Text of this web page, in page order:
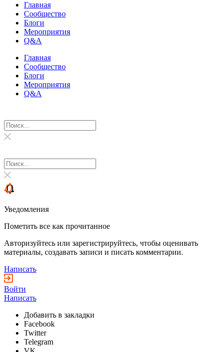
Главная
Сообщество
Блоги
Мероприятия
Q&A
Главная
Сообщество
Блоги
Мероприятия
Q&A
Уведомления
Пометить все как прочитанное
Авторизуйтесь или зарегистрируйтесь, чтобы оценивать
материалы, создавать записи и писать комментарии.
Написать
Войти
Написать
Добавить в закладки
Facebook
Twitter
Telegram